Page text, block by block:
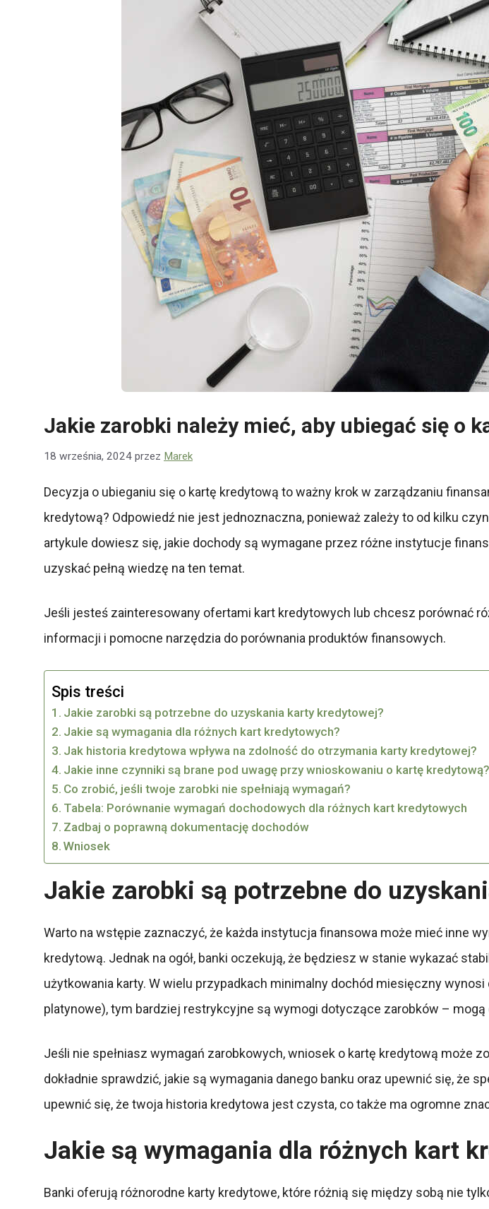
Jakie zarobki należy mieć, aby ubiegać się o
18 września, 2024 przez Marek
Decyzja o ubieganiu się o kartę kredytową to ważny krok w zarządzaniu
kredytową? Odpowiedź nie jest jednoznaczna, ponieważ zależy to od kilku
artykule dowiesz się, jakie dochody są wymagane przez różne instytucje
uzyskać pełną wiedzę na ten temat.
Jeśli jesteś zainteresowany ofertami kart kredytowych lub chcesz porównać
informacji i pomocne narzędzia do porównania produktów finansowych.
Spis treści
Jakie zarobki są potrzebne do uzyskania karty kredytowej?
Jakie są wymagania dla różnych kart kredytowych?
Jak historia kredytowa wpływa na zdolność do otrzymania karty kredytowej?
Jakie inne czynniki są brane pod uwagę przy wnioskowaniu o kartę kredytową?
Co zrobić, jeśli twoje zarobki nie spełniają wymagań?
Tabela: Porównanie wymagań dochodowych dla różnych kart kredytowych
Zadbaj o poprawną dokumentację dochodów
Wniosek
Jakie zarobki są potrzebne do
Warto na wstępie zaznaczyć, że każda instytucja finansowa może mieć inne
kredytową. Jednak na ogół, banki oczekują, że będziesz w stanie wykazać
użytkowania karty. W wielu przypadkach minimalny dochód miesięczny
platynowe), tym bardziej restrykcyjne są wymogi dotyczące zarobków – mogą
Jeśli nie spełniasz wymagań zarobkowych, wniosek o kartę kredytową może
dokładnie sprawdzić, jakie są wymagania danego banku oraz upewnić się, że
upewnić się, że twoja historia kredytowa jest czysta, co także ma ogromne
Jakie są wymagania dla różnych kart
Banki oferują różnorodne karty kredytowe, które różnią się między sobą nie